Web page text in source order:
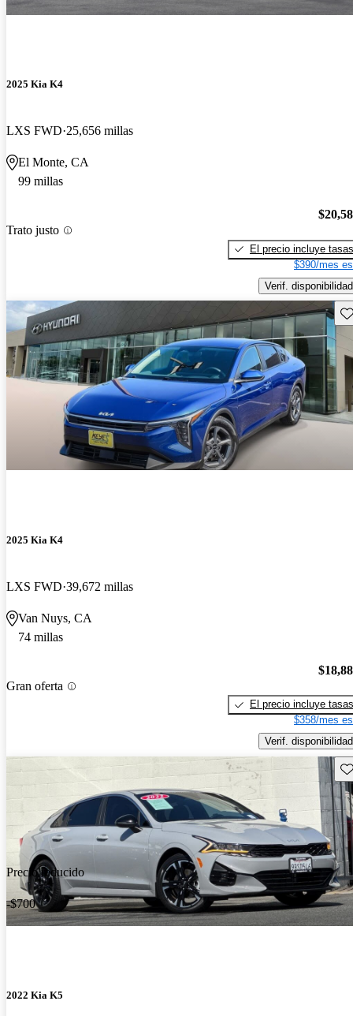
2025 Kia K4
LXS FWD 25,656 millas
El Monte, CA
99 millas
Trato justo
El precio incluye tasas
$390/mes
Verif. disponibilidad
2025 Kia K4
LXS FWD 39,672 millas
Van Nuys, CA
74 millas
Gran oferta
El precio incluye tasas
$358/mes
Verif. disponibilidad
Precio reducido
-$700
2022 Kia K5